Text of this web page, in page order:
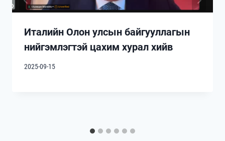
Италийн Олон улсын байгууллагын
нийгэмлэгтэй цахим хурал хийв
2025-09-15